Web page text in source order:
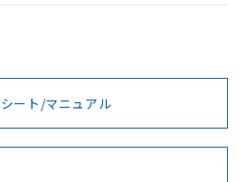
イン/会員登録
用いただく前に、以下を必ずお読
凡例
凡例
式承認
ウェー
BV型式承認
（フランス
KR型式
（韓国
ート/マニュアル